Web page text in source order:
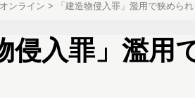
ンライン 「建造物侵入罪」濫用で狭めら
侵入罪」濫用